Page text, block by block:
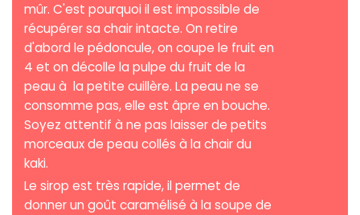
mûr. C'est pourquoi il est impossible de
récupérer sa chair intacte. On retire
d'abord le pédoncule, on coupe le fruit en
4 et on décolle la pulpe du fruit de la
peau à la petite cuillère. La peau ne se
consomme pas, elle est âpre en bouche.
Soyez attentif à ne pas laisser de petits
morceaux de peau collés à la chair du
kaki.
Le sirop est très rapide, il permet de
donner un goût caramélisé à la soupe de